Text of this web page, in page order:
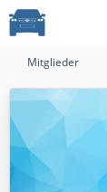
Mitglieder